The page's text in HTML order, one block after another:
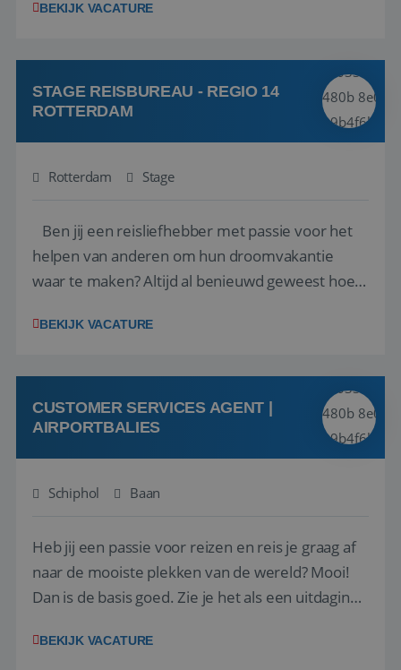
wensen van je team, je klant en wat er in de
klanten te overtuigen om die droomreis te
boeken! ...
BEKIJK VACATURE
STAGE REISBUREAU - REGIO 14
ROTTERDAM
Rotterdam Stage
Ben jij een reisliefhebber met passie voor het
helpen van anderen om hun droomvakantie
waar te maken? Altijd al benieuwd geweest hoe
van de grootste reisorganisaties? Dan is een
op zoek naar een enthousiaste, leergie...
BEKIJK VACATURE
CUSTOMER SERVICES AGENT |
AIRPORTBALIES
Schiphol Baan
Heb jij een passie voor reizen en reis je graag af
naar de mooiste plekken van de wereld? Mooi!
Dan is de basis goed. Zie je het als een uitdaging
het samenstellen en boeken van de perfecte
BEKIJK VACATURE